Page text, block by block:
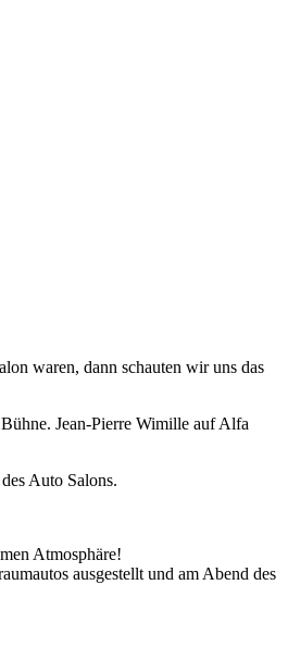
waren, dann schauten wir uns das
Jean-Pierre Wimille auf Alfa
Auto Salons.
Atmosphäre!
ausgestellt und am Abend des